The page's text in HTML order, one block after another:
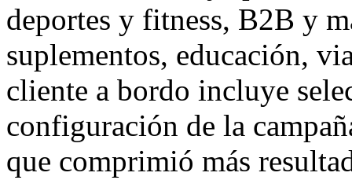
deportes y fitness, B2B y
suplementos, educación,
cliente a bordo incluye
configuración de la
que comprimió más